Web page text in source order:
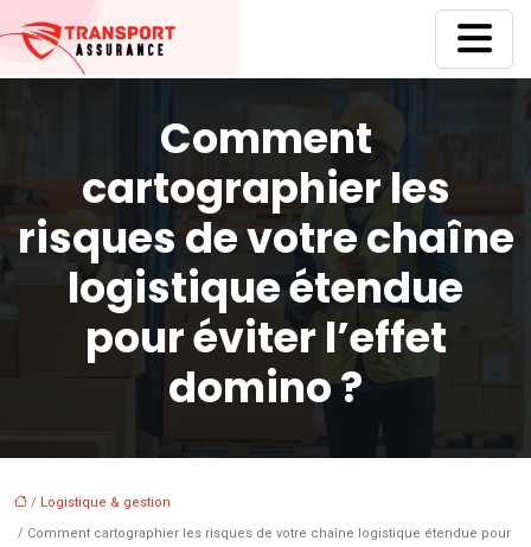
Comment
cartographier les
risques de votre chaîne
logistique étendue
pour éviter l’effet
domino ?
/ Logistique & gestion
/ Comment cartographier les risques de votre chaîne logistique étendue pour